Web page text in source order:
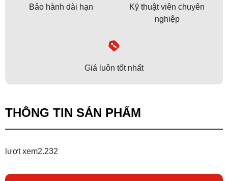
Bảo hành dài hạn
Kỹ thuật viên chuyên
nghiệp
Giá luôn tốt nhất
THÔNG TIN SẢN PHẨM
lượt xem2.232